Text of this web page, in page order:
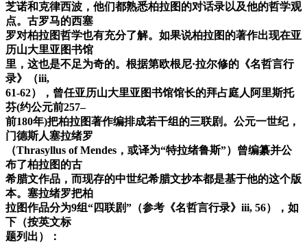
芝诺和克律西波，他们都熟悉柏拉图的对话录以及他的哲学观
点。古罗马的西塞
罗对柏拉图哲学也有充分了解。如果说柏拉图的著作出现在亚
历山大里亚图书馆
里，这也是不足为奇的。根据第欧根尼·拉尔修的《名哲言行
录》（iii,
61-62），曾任亚历山大里亚图书馆馆长的拜占庭人阿里斯托
芬(约公元前257–
前180年)把柏拉图著作编排成若干组的三联剧。公元一世纪，
门德斯人塞拉绪罗
（Thrasyllus of Mendes，或译为“特拉绪鲁斯”）曾编纂并公
布了柏拉图的古
希腊文作品，而现存的中世纪希腊文抄本都是基于他的这个版
本。塞拉绪罗把柏
拉图作品分为9组“四联剧”（参考《名哲言行录》iii, 56），如
下（按英文标
题列出）：